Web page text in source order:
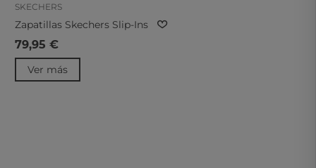
SKECHERS
Zapatillas Skechers Slip-Ins
BOBS Sport Squad Chaos
Taupe
79,95 €
Ver más